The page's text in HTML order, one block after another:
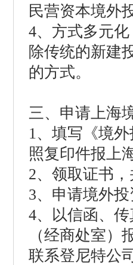
民营资本境外
4、方式多元化
除传统的新建
的方式。
三、申请上海
1、填写《境
照复印件报上
2、领取证书
3、申请境外
4、以信函、
（经商处室）
联系登尼特公